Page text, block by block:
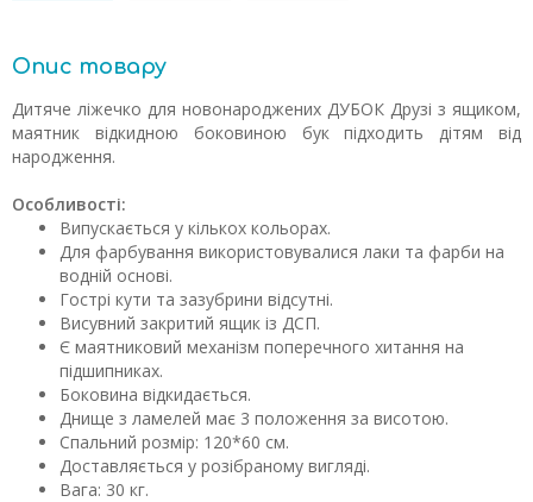
Опис товару
Дитяче ліжечко для новонароджених ДУБОК Друзі з ящиком,
маятник відкидною боковиною бук підходить дітям від
народження.
Особливості:
Випускається у кількох кольорах.
Для фарбування використовувалися лаки та фарби на
водній основі.
Гострі кути та зазубрини відсутні.
Висувний закритий ящик із ДСП.
Є маятниковий механізм поперечного хитання на
підшипниках.
Боковина відкидається.
Днище з ламелей має 3 положення за висотою.
Спальний розмір: 120*60 см.
Доставляється у розібраному вигляді.
Вага: 30 кг.